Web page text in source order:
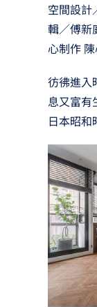
空間設
輯／傅新
心制作
彷彿進入
息又富有
日本昭和